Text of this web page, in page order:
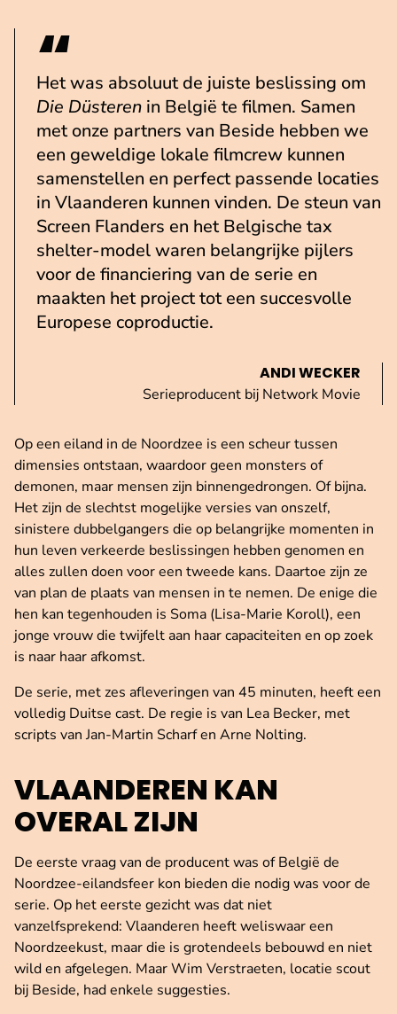
Het was absoluut de juiste beslissing om
Die Düsteren in België te filmen. Samen
met onze partners van Beside hebben we
een geweldige lokale filmcrew kunnen
samenstellen en perfect passende locaties
in Vlaanderen kunnen vinden. De steun van
Screen Flanders en het Belgische tax
shelter-model waren belangrijke pijlers
voor de financiering van de serie en
maakten het project tot een succesvolle
Europese coproductie.
ANDI WECKER
Serieproducent bij Network Movie
Op een eiland in de Noordzee is een scheur tussen
dimensies ontstaan, waardoor geen monsters of
demonen, maar mensen zijn binnengedrongen. Of bijna.
Het zijn de slechtst mogelijke versies van onszelf,
sinistere dubbelgangers die op belangrijke momenten in
hun leven verkeerde beslissingen hebben genomen en
alles zullen doen voor een tweede kans. Daartoe zijn ze
van plan de plaats van mensen in te nemen. De enige die
hen kan tegenhouden is Soma (Lisa-Marie Koroll), een
jonge vrouw die twijfelt aan haar capaciteiten en op zoek
is naar haar afkomst.
De serie, met zes afleveringen van 45 minuten, heeft een
volledig Duitse cast. De regie is van Lea Becker, met
scripts van Jan-Martin Scharf en Arne Nolting.
VLAANDEREN KAN
OVERAL ZIJN
De eerste vraag van de producent was of België de
Noordzee-eilandsfeer kon bieden die nodig was voor de
serie. Op het eerste gezicht was dat niet
vanzelfsprekend: Vlaanderen heeft weliswaar een
Noordzeekust, maar die is grotendeels bebouwd en niet
wild en afgelegen. Maar Wim Verstraeten, locatie scout
bij Beside, had enkele suggesties.